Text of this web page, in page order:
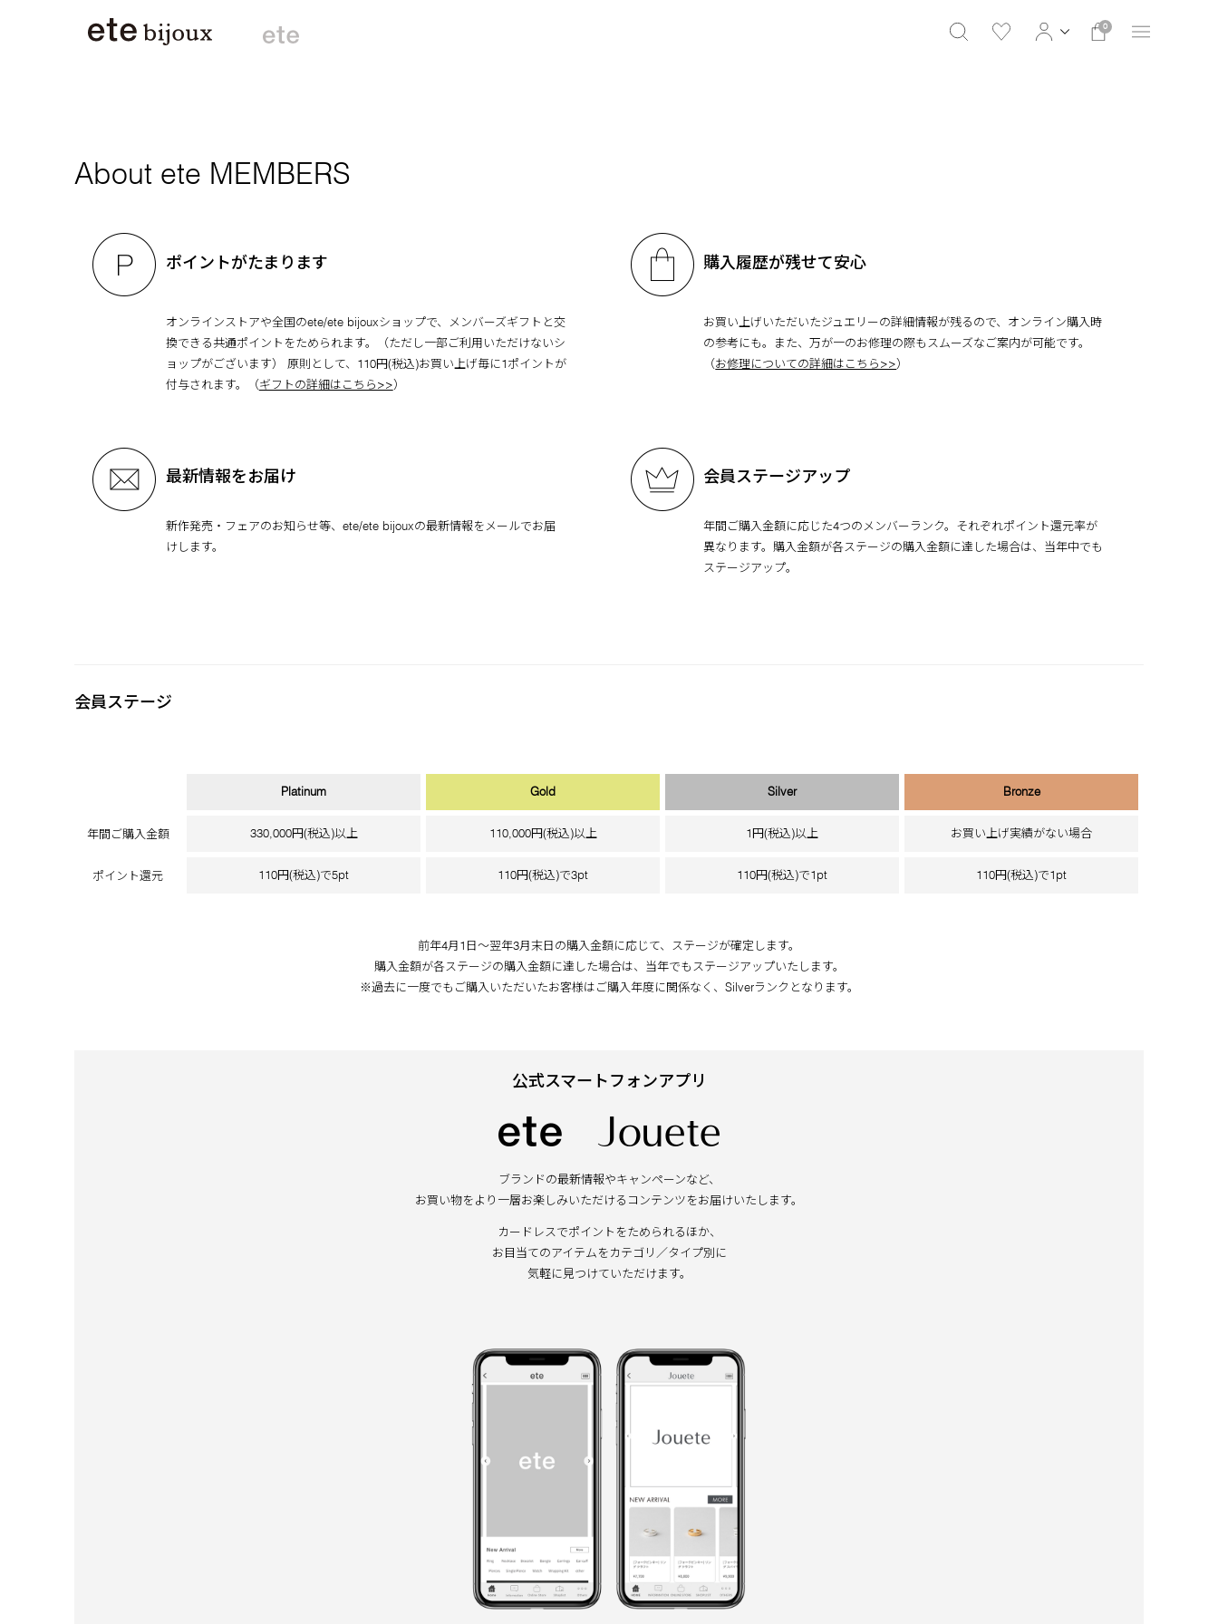
0
About ete MEMBERS
ポイントがたまります
オンラインストアや全国のete/ete bijouxショップで、メンバーズギフトと交
換できる共通ポイントをためられます。（ただし一部ご利用いただけないシ
ョップがございます） 原則として、110円(税込)お買い上げ毎に1ポイントが
付与されます。（ギフトの詳細はこちら>>）
購入履歴が残せて安心
お買い上げいただいたジュエリーの詳細情報が残るので、オンライン購入時
の参考にも。また、万が一のお修理の際もスムーズなご案内が可能です。
（お修理についての詳細はこちら>>）
最新情報をお届け
新作発売・フェアのお知らせ等、ete/ete bijouxの最新情報をメールでお届
けします。
会員ステージアップ
年間ご購入金額に応じた4つのメンバーランク。それぞれポイント還元率が
異なります。購入金額が各ステージの購入金額に達した場合は、当年中でも
ステージアップ。
会員ステージ
年間ご購入金額
ポイント還元
Platinum Gold Silver Bronze
330,000円(税込)以上 110,000円(税込)以上 1円(税込)以上 お買い上げ実績がない場合
110円(税込)で5pt 110円(税込)で3pt 110円(税込)で1pt 110円(税込)で1pt
前年4月1日～翌年3月末日の購入金額に応じて、ステージが確定します。
購入金額が各ステージの購入金額に達した場合は、当年でもステージアップいたします。
※過去に一度でもご購入いただいたお客様はご購入年度に関係なく、Silverランクとなります。
公式スマートフォンアプリ
ブランドの最新情報やキャンペーンなど、
お買い物をより一層お楽しみいただける コンテンツをお届けいたします。
カードレスでポイントをためられるほか、
お目当てのアイテムをカテゴリ／タイプ別に
気軽に見つけていただけます。